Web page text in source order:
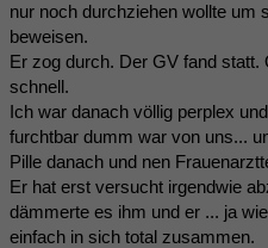
nur noch durchziehen wollte um
beweisen.
Er zog durch. Der GV fand
schnell.
Ich war danach völlig perplex
furchtbar dumm war von uns...
Pille danach und nen
Er hat erst versucht irgendwie
dämmerte es ihm und er ... ja
einfach in sich total zusammen.